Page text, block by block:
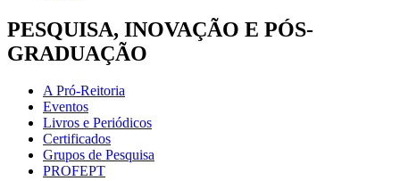
PESQUISA, INOVAÇÃO E PÓS-
GRADUAÇÃO
A Pró-Reitoria
Eventos
Livros e Periódicos
Certificados
Grupos de Pesquisa
PROFEPT